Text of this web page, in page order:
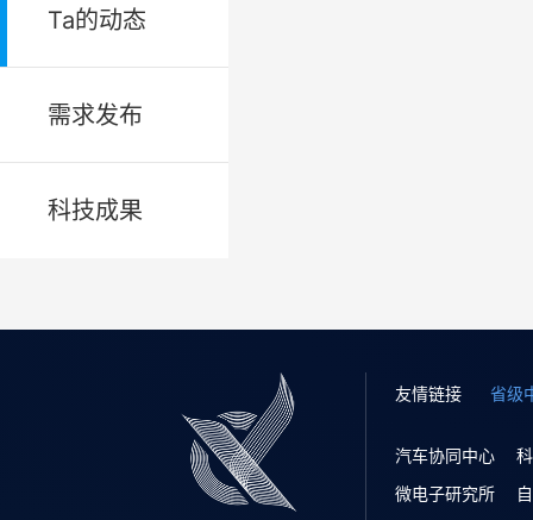
Ta的动态
需求发布
科技成果
友情链接 省级
汽车协同中心
微电子研究所